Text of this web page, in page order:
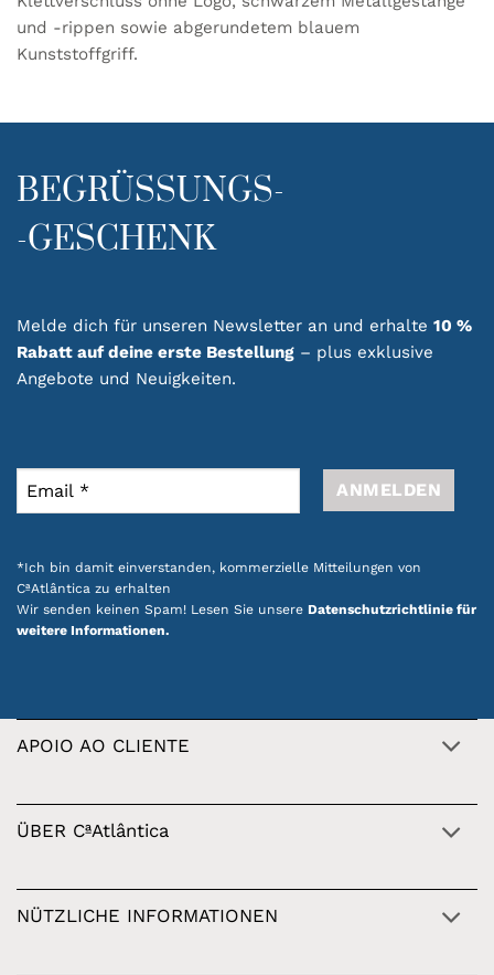
und -rippen sowie abgerundetem blauem
Kunststoffgriff.
BEGRÜSSUNGS-
-GESCHENK
Melde dich für unseren Newsletter an und erhalte 10 %
Rabatt auf deine erste Bestellung – plus exklusive
Angebote und Neuigkeiten.
*Ich bin damit einverstanden, kommerzielle Mitteilungen von
CªAtlântica zu erhalten
Wir senden keinen Spam! Lesen Sie unsere Datenschutzrichtlinie für
weitere Informationen.
APOIO AO CLIENTE
ÜBER CªAtlântica
NÜTZLICHE INFORMATIONEN